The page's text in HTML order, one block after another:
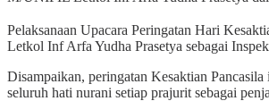
Pelaksanaan Upacara Peringatan Hari
Letkol Inf Arfa Yudha Prasetya sebagai
Disampaikan, peringatan Kesaktian
seluruh hati nurani setiap prajurit sebagai